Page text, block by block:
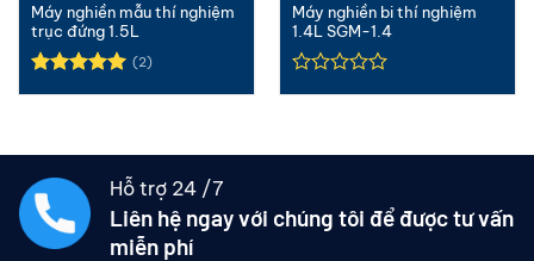
Máy nghiền mẫu thí nghiệm
trục đứng 1.5L
Được xếp
(2)
Máy nghiền bi thí nghiệm
1.4L SGM-1.4
Hỗ trợ 24 /7
Liên hệ ngay với chúng tôi để được tư vấn
miễn phí